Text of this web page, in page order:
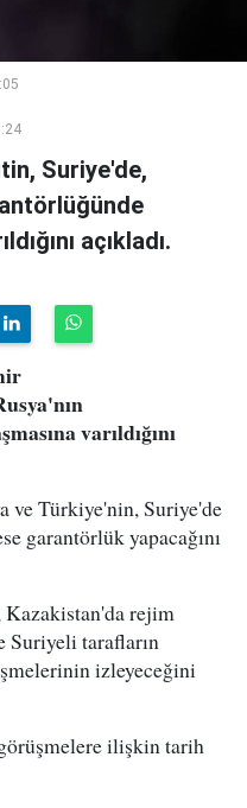
Suriye'de,
açıkladı.
varıldığını
ve Türkiye'nin, Suriye'de
garantörlük yapacağını
Kazakistan'da rejim
tarafların
izleyeceğini
ilişkin tarih